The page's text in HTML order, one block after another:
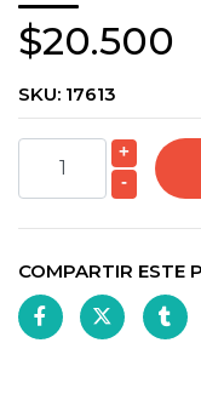
$20.500
SKU: 17613
+
-
COMPARTIR ESTE